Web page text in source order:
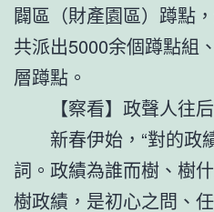
闢區（財產園區）蹲點
共派出5000余個蹲點組
層蹲點。
【察看】政聲人往
新春伊始，“對的政
詞。政績為誰而樹、樹
樹政績，是初心之問、